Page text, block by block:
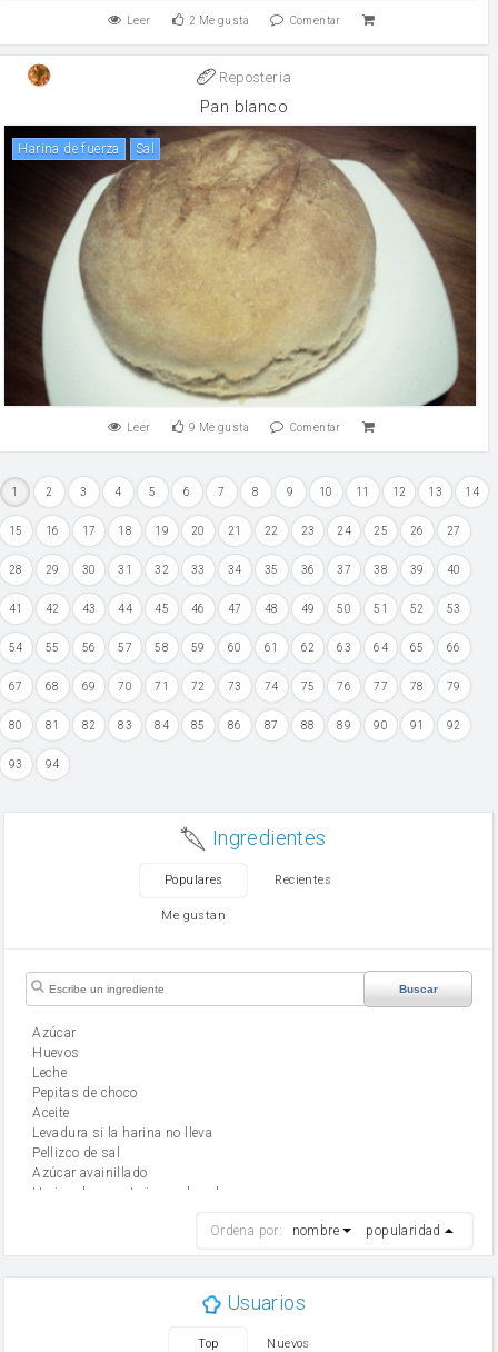
Leer 2 Me gusta Comentar
Reposteria
Pan blanco
harina de fuerza sal
Leer 9 Me gusta Comentar
1 2 3 4 5 6 7 8 9 10 11 12 13 14
15 16 17 18 19 20 21 22 23 24 25 26 27
28 29 30 31 32 33 34 35 36 37 38 39 40
41 42 43 44 45 46 47 48 49 50 51 52 53
54 55 56 57 58 59 60 61 62 63 64 65 66
67 68 69 70 71 72 73 74 75 76 77 78 79
80 81 82 83 84 85 86 87 88 89 90 91 92
93 94
Ingredientes
Populares Recientes
Me gustan
Buscar
Azúcar
huevos
leche
Pepitas de choco
aceite
Levadura si la harina no lleva
Pellizco de sal
Azúcar avainillado
Harina de reposteria con levadura
mantequilla
Ordena por: nombre popularidad
Usuarios
Top Nuevos